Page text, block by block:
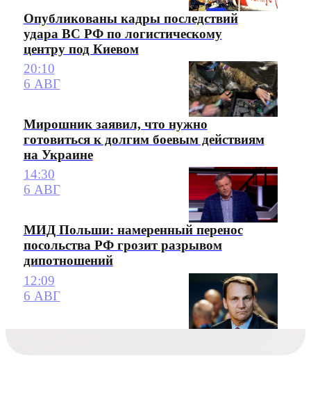
Опубликованы кадры последствий
удара ВС РФ по логистическому
центру под Киевом
20:10
6 АВГ
Мирошник заявил, что нужно
готовиться к долгим боевым действиям
на Украине
14:30
6 АВГ
МИД Польши: намеренный перенос
посольства РФ грозит разрывом
дипотношений
12:09
6 АВГ